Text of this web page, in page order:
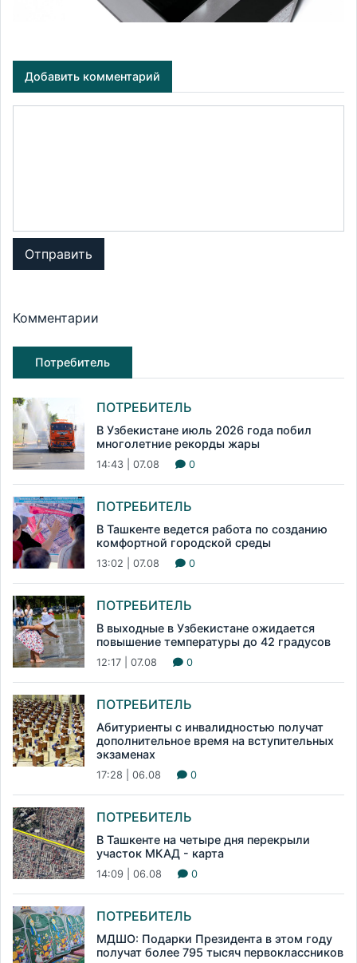
Добавить комментарий
Отправить
Комментарии
Потребитель
ПОТРЕБИТЕЛЬ
В Узбекистане июль 2026 года побил
многолетние рекорды жары
14:43 | 07.08 0
ПОТРЕБИТЕЛЬ
В Ташкенте ведется работа по созданию
комфортной городской среды
13:02 | 07.08 0
ПОТРЕБИТЕЛЬ
В выходные в Узбекистане ожидается
повышение температуры до 42 градусов
12:17 | 07.08 0
ПОТРЕБИТЕЛЬ
Абитуриенты с инвалидностью получат
дополнительное время на вступительных
экзаменах
17:28 | 06.08 0
ПОТРЕБИТЕЛЬ
В Ташкенте на четыре дня перекрыли
участок МКАД - карта
14:09 | 06.08 0
ПОТРЕБИТЕЛЬ
МДШО: Подарки Президента в этом году
получат более 795 тысяч первоклассников